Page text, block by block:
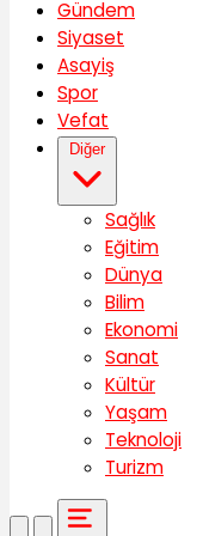
Gündem
Siyaset
Asayiş
Spor
Vefat
Diğer
Sağlık
Eğitim
Dünya
Bilim
Ekonomi
Sanat
Kültür
Yaşam
Teknoloji
Turizm